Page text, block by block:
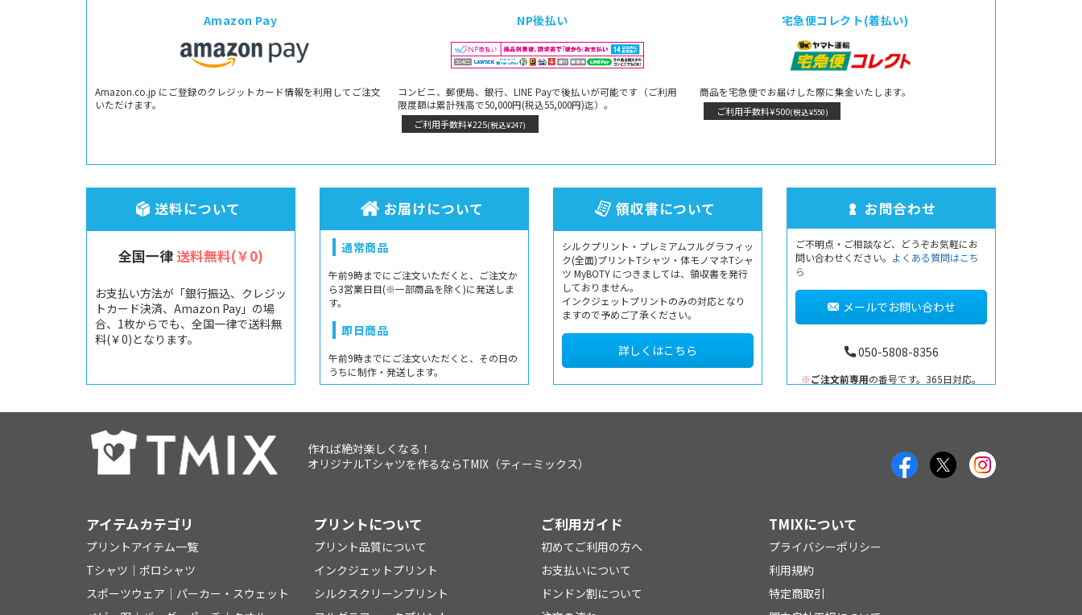
Amazon Pay
Amazon.co.jp にご登録のクレジットカード情報を利用してご注文
いただけます。
NP後払い
コンビニ、郵便局、銀行、LINE Payで後払いが可能です（ご利用
限度額は累計残高で50,000円(税込55,000円)迄）。
ご利用手数料¥225(税込¥247)
宅急便コレクト(着払い)
商品を宅急便でお届けした際に集金いたします。
ご利用手数料¥500(税込¥550)
送料について
全国一律 送料無料(￥0)
お支払い方法が「銀行振込、クレジッ
トカード決済、Amazon Pay」の場
合、1枚からでも、全国一律で送料無
料(￥0)となります。
お届けについて
通常商品
午前9時までにご注文いただくと、ご注文か
ら3営業日目(※一部商品を除く)に発送しま
す。
即日商品
午前9時までにご注文いただくと、その日の
うちに制作・発送します。
領収書について
シルクプリント・プレミアムフルグラフィッ
ク(全面)プリントTシャツ・体モノマネTシャ
ツ MyBOTY につきましては、領収書を発行
しておりません。
インクジェットプリントのみの対応となり
ますので予めご了承ください。
詳しくはこちら
お問合わせ
ご不明点・ご相談など、どうぞお気軽にお
問い合わせください。 よくある質問はこち
ら
メールでお問い合わせ
050-5808-8356
※ご注文前専用の番号です。365日対応。
作れば絶対楽しくなる！
オリジナルTシャツを作るならTMIX（ティーミックス）
アイテムカテゴリ
プリントアイテム一覧
Tシャツ │ ポロシャツ
スポーツウェア │ パーカー・スウェット
プリントについて
プリント品質について
インクジェットプリント
シルクスクリーンプリント
ご利用ガイド
初めてご利用の方へ
お支払いについて
ドンドン割について
TMIXについて
プライバシーポリシー
利用規約
特定商取引